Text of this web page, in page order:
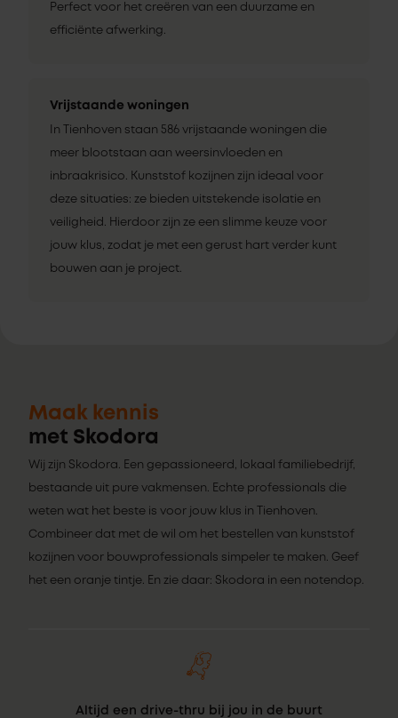
Perfect voor het creëren van een duurzame en
efficiënte afwerking.
Vrijstaande woningen
In Tienhoven staan 586 vrijstaande woningen die
meer blootstaan aan weersinvloeden en
inbraakrisico. Kunststof kozijnen zijn ideaal voor
deze situaties: ze bieden uitstekende isolatie en
veiligheid. Hierdoor zijn ze een slimme keuze voor
jouw klus, zodat je met een gerust hart verder kunt
bouwen aan je project.
Maak kennis
met Skodora
Wij zijn Skodora. Een gepassioneerd, lokaal familiebedrijf,
bestaande uit pure vakmensen. Echte professionals die
weten wat het beste is voor jouw klus in Tienhoven.
Combineer dat met de wil om het bestellen van kunststof
kozijnen voor bouwprofessionals simpeler te maken. Geef
het een oranje tintje. En zie daar: Skodora in een notendop.
Altijd een drive-thru bij jou in de buurt